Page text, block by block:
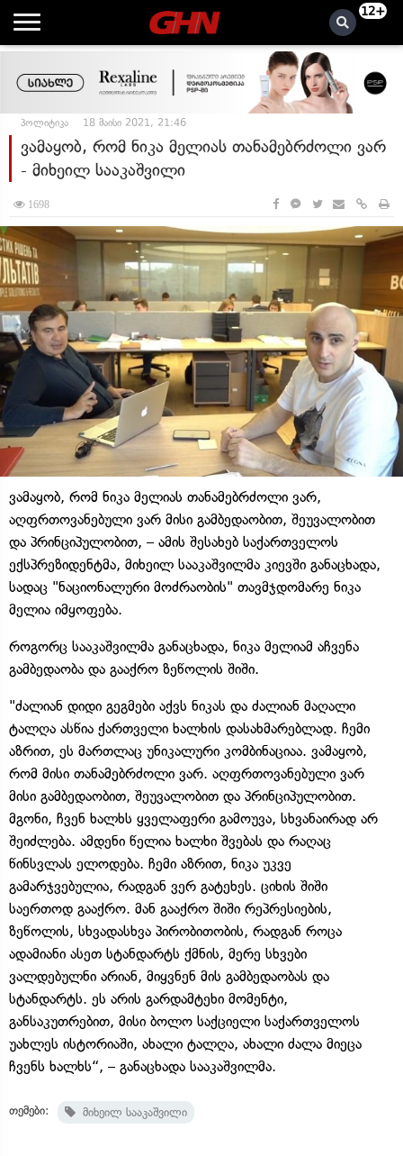
12+
პოლიტიკა 18 მაისი 2021, 21:46
ვამაყობ, რომ ნიკა მელიას თანამებრძოლი ვარ
- მიხეილ სააკაშვილი
1698
ვამაყობ, რომ ნიკა მელიას თანამებრძოლი ვარ,
აღფრთოვანებული ვარ მისი გამბედაობით, შეუვალობით
და პრინციპულობით, – ამის შესახებ საქართველოს
ექსპრეზიდენტმა, მიხეილ სააკაშვილმა კიევში განაცხადა,
სადაც "ნაციონალური მოძრაობის" თავმჯდომარე ნიკა
მელია იმყოფება.
როგორც სააკაშვილმა განაცხადა, ნიკა მელიამ აჩვენა
გამბედაობა და გააქრო ზეწოლის შიში.
"ძალიან დიდი გეგმები აქვს ნიკას და ძალიან მაღალი
ტალღა ასწია ქართველი ხალხის დასახმარებლად. ჩემი
აზრით, ეს მართლაც უნიკალური კომბინაციაა. ვამაყობ,
რომ მისი თანამებრძოლი ვარ. აღფრთოვანებული ვარ
მისი გამბედაობით, შეუვალობით და პრინციპულობით.
მგონი, ჩვენ ხალხს ყველაფერი გამოუვა, სხვანაირად არ
შეიძლება. ამდენი წელია ხალხი შვებას და რაღაც
წინსვლას ელოდება. ჩემი აზრით, ნიკა უკვე
გამარჯვებულია, რადგან ვერ გატეხეს. ციხის შიში
საერთოდ გააქრო. მან გააქრო შიში რეპრესიების,
ზეწოლის, სხვადასხვა პირობითობის, რადგან როცა
ადამიანი ასეთ სტანდარტს ქმნის, მერე სხვები
ვალდებულნი არიან, მიყვნენ მის გამბედაობას და
სტანდარტს. ეს არის გარდამტეხი მომენტი,
განსაკუთრებით, მისი ბოლო საქციელი საქართველოს
უახლეს ისტორიაში, ახალი ტალღა, ახალი ძალა მიეცა
ჩვენს ხალხს“, – განაცხადა სააკაშვილმა.
თემები: მიხეილ სააკაშვილი